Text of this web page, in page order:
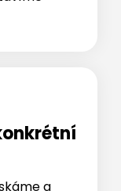
a
jednotné